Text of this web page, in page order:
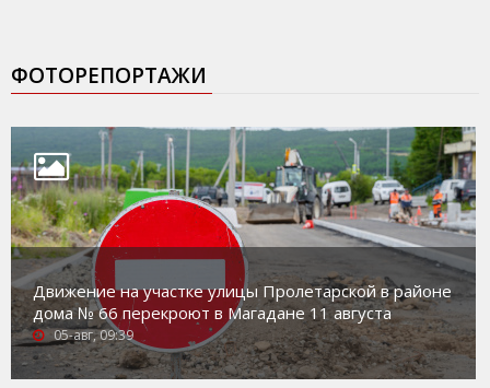
ФОТОРЕПОРТАЖИ
Движение на участке улицы Пролетарской в районе
дома № 66 перекроют в Магадане 11 августа
05-авг, 09:39